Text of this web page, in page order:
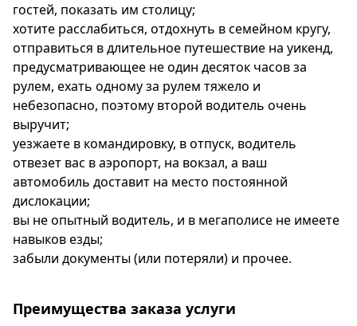
гостей, показать им столицу;
хотите расслабиться, отдохнуть в семейном кругу,
отправиться в длительное путешествие на уикенд,
предусматривающее не один десяток часов за
рулем, ехать одному за рулем тяжело и
небезопасно, поэтому второй водитель очень
выручит;
уезжаете в командировку, в отпуск, водитель
отвезет вас в аэропорт, на вокзал, а ваш
автомобиль доставит на место постоянной
дислокации;
вы не опытный водитель, и в мегаполисе не имеете
навыков езды;
забыли документы (или потеряли) и прочее.
Преимущества заказа услуги